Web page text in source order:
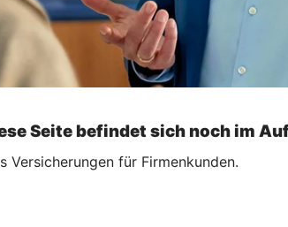
Seite befindet sich noch im
Versicherungen für Firmenkunden.